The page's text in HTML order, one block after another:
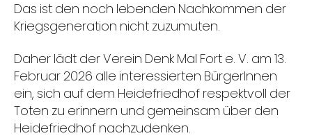
Das ist den noch lebenden Nachkommen der
Kriegsgeneration nicht zuzumuten.
Daher lädt der Verein Denk Mal Fort e. V. am 13.
Februar 2026 alle interessierten BürgerInnen
ein, sich auf dem Heidefriedhof respektvoll der
Toten zu erinnern und gemeinsam über den
Heidefriedhof nachzudenken.